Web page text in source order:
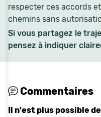
respecter ces accords
chemins sans
Si vous partagez le
pensez à indiquer
Commentaires
Il n'est plus possible